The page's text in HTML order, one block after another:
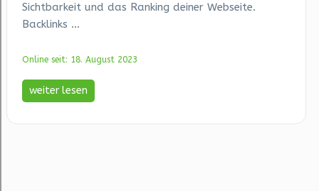
Sichtbarkeit und das Ranking deiner Webseite.
Backlinks ...
Online seit: 18. August 2023
weiter lesen